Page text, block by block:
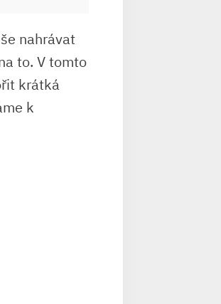
nahrávat
to. V tomto
krátká
k